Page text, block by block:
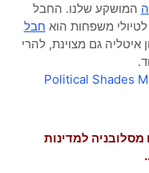
המושקע שלנו. החבל
משפחות הוא חבל
איטליה גם מצוינת, להרי
למדינות